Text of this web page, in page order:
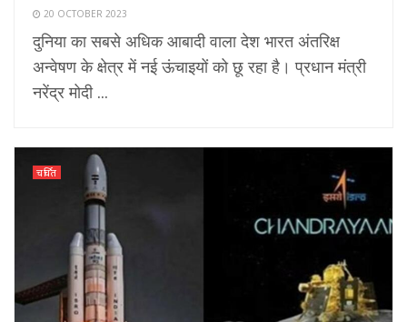
20 OCTOBER 2023
दुनिया का सबसे अधिक आबादी वाला देश भारत अंतरिक्ष
अन्वेषण के क्षेत्र में नई ऊंचाइयों को छू रहा है। प्रधान मंत्री
नरेंद्र मोदी ...
चर्चित